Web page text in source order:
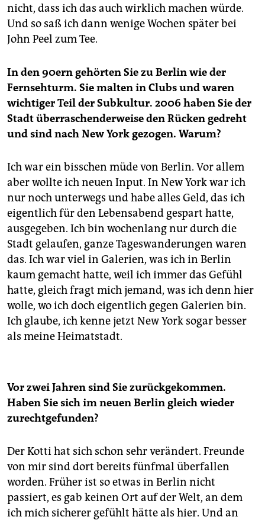
nicht, dass ich das auch wirklich machen würde.
Und so saß ich dann wenige Wochen später bei
John Peel zum Tee.
In den 90ern gehörten Sie zu Berlin wie der
Fernsehturm. Sie malten in Clubs und waren
wichtiger Teil der Subkultur. 2006 haben Sie der
Stadt überraschenderweise den Rücken gedreht
und sind nach New York gezogen. Warum?
Ich war ein bisschen müde von Berlin. Vor allem
aber wollte ich neuen Input. In New York war ich
nur noch unterwegs und habe alles Geld, das ich
eigentlich für den Lebensabend gespart hatte,
ausgegeben. Ich bin wochenlang nur durch die
Stadt gelaufen, ganze Tageswanderungen waren
das. Ich war viel in Galerien, was ich in Berlin
kaum gemacht hatte, weil ich immer das Gefühl
hatte, gleich fragt mich jemand, was ich denn hier
wolle, wo ich doch eigentlich gegen Galerien bin.
Ich glaube, ich kenne jetzt New York sogar besser
als meine Heimatstadt.
Vor zwei Jahren sind Sie zurückgekommen.
Haben Sie sich im neuen Berlin gleich wieder
zurechtgefunden?
Der Kotti hat sich schon sehr verändert. Freunde
von mir sind dort bereits fünfmal überfallen
worden. Früher ist so etwas in Berlin nicht
passiert, es gab keinen Ort auf der Welt, an dem
ich mich sicherer gefühlt hätte als hier. Und an